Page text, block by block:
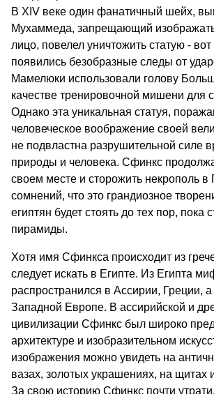
В XIV веке один фанатичный шейх,
Мухаммеда, запрещающий
лицо, повелел уничтожить статую - вот
появились безобразные следы от
Мамелюки использовали голову
качестве тренировочной мишени для
Однако эта уникальная статуя,
человеческое воображение своей
не подвластна разрушительной силе
природы и человека. Сфинкс
своем месте и сторожить некрополь в
сомнений, что это грандиозное
египтян будет стоять до тех пор, пока
пирамиды.
Хотя имя Сфинкса происходит из
следует искать в Египте. Из Египта
распространился в Ассирии, Греции,
Западной Европе. В ассирийской и
цивилизации Сфинкс был широко
архитектуре и изобразительном
изображения можно увидеть на
вазах, золотых украшениях, на щитах
За свою историю Сфинкс почти